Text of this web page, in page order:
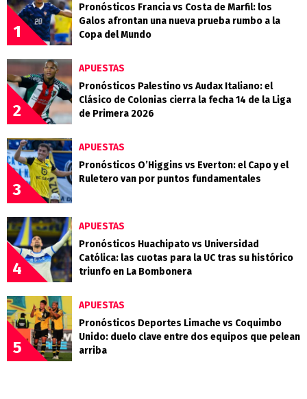
1
Pronósticos Francia vs Costa de Marfil: los
Galos afrontan una nueva prueba rumbo a la
Copa del Mundo
2
APUESTAS
Pronósticos Palestino vs Audax Italiano: el
Clásico de Colonias cierra la fecha 14 de la Liga
de Primera 2026
3
APUESTAS
Pronósticos O’Higgins vs Everton: el Capo y el
Ruletero van por puntos fundamentales
4
APUESTAS
Pronósticos Huachipato vs Universidad
Católica: las cuotas para la UC tras su histórico
triunfo en La Bombonera
5
APUESTAS
Pronósticos Deportes Limache vs Coquimbo
Unido: duelo clave entre dos equipos que pelean
arriba